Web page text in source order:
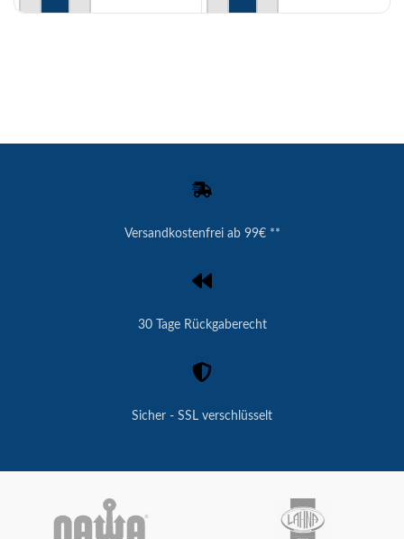
Versandkostenfrei ab 99€ **
30 Tage Rückgaberecht
Sicher - SSL verschlüsselt